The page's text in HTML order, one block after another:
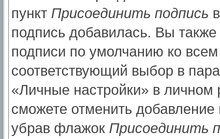
пункт Присоединить подпись
подпись добавилась. Вы
подписи по умолчанию ко
соответствующий выбор в
«Личные настройки» в
сможете отменить
убрав флажок Присоединить